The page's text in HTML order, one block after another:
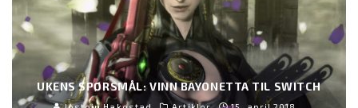
UKENS SPØRSMÅL: VINN BAYONETTA TIL SWITCH